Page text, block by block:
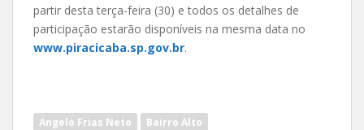
partir desta terça-feira (30) e todos os detalhes de
participação estarão disponíveis na mesma data no
www.piracicaba.sp.gov.br.
Angelo Frias Neto
Bairro Alto